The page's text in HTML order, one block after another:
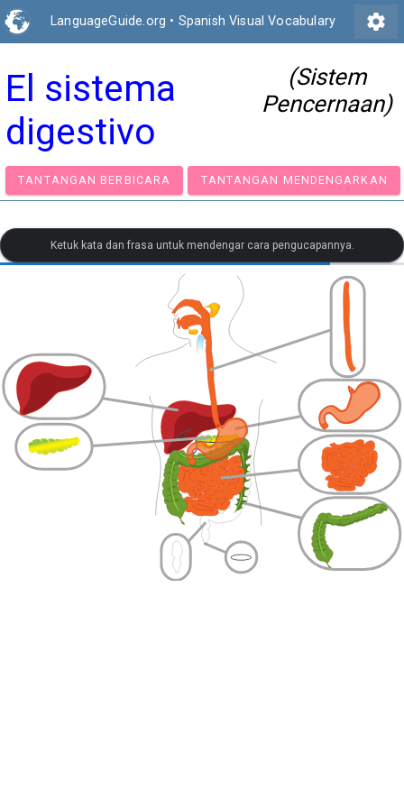
LanguageGuide.org • Spanish Visual Vocabulary settings
El sistema
digestivo
(Sistem
Pencernaan)
TANTANGAN BERBICARA TANTANGAN
Ketuk kata dan frasa untuk mendengar cara pengucapannya.